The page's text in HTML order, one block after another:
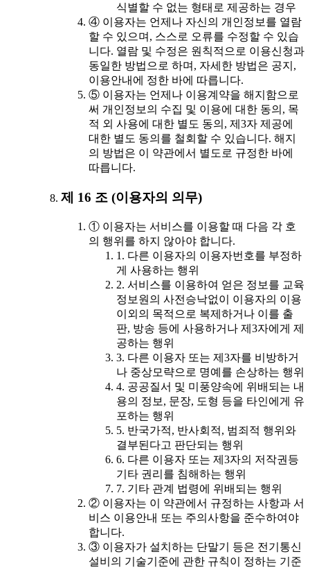
식별할 수 없는 형태로 제공하는 경우
④ 이용자는 언제나 자신의 개인정보를 열람
할 수 있으며, 스스로 오류를 수정할 수 있습
니다. 열람 및 수정은 원칙적으로 이용신청과
동일한 방법으로 하며, 자세한 방법은 공지,
이용안내에 정한 바에 따릅니다.
⑤ 이용자는 언제나 이용계약을 해지함으로
써 개인정보의 수집 및 이용에 대한 동의, 목
적 외 사용에 대한 별도 동의, 제3자 제공에
대한 별도 동의를 철회할 수 있습니다. 해지
의 방법은 이 약관에서 별도로 규정한 바에
따릅니다.
제 16 조 (이용자의 의무)
① 이용자는 서비스를 이용할 때 다음 각 호
의 행위를 하지 않아야 합니다.
1. 다른 이용자의 이용자번호를 부정하
게 사용하는 행위
2. 서비스를 이용하여 얻은 정보를 교육
정보원의 사전승낙없이 이용자의 이용
이외의 목적으로 복제하거나 이를 출
판, 방송 등에 사용하거나 제3자에게 제
공하는 행위
3. 다른 이용자 또는 제3자를 비방하거
나 중상모략으로 명예를 손상하는 행위
4. 공공질서 및 미풍양속에 위배되는 내
용의 정보, 문장, 도형 등을 타인에게 유
포하는 행위
5. 반국가적, 반사회적, 범죄적 행위와
결부된다고 판단되는 행위
6. 다른 이용자 또는 제3자의 저작권등
기타 권리를 침해하는 행위
7. 기타 관계 법령에 위배되는 행위
② 이용자는 이 약관에서 규정하는 사항과 서
비스 이용안내 또는 주의사항을 준수하여야
합니다.
③ 이용자가 설치하는 단말기 등은 전기통신
설비의 기술기준에 관한 규칙이 정하는 기준